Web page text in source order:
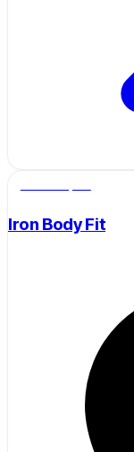
Iron Body Fit